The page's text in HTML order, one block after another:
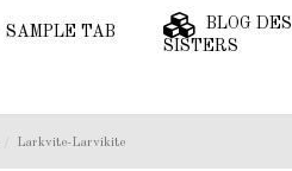
SAMPLE TAB
BLOG DES
SISTERS
Larkvite-Larvikite